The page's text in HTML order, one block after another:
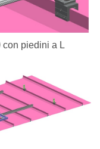
con piedini a L